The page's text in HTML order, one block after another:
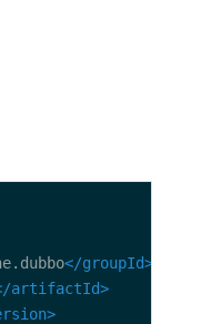
</groupId>
artifactId>